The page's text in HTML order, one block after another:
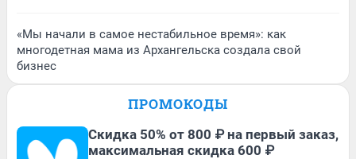
«Мы начали в самое нестабильное время»: как
многодетная мама из Архангельска создала свой
бизнес
ПРОМОКОДЫ
Скидка 50% от 800 ₽ на первый заказ,
максимальная скидка 600 ₽